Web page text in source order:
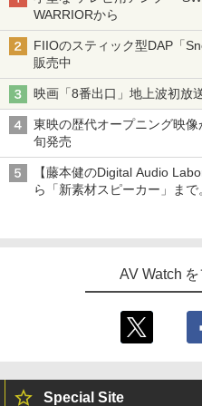
WARRIORから
FIIOのスティック型DAP「
販売中
映画「8番出口」地上波初放
東映の歴代オープニング映
旬発売
【藤本健のDigital Audio
ら「新素材スピーカー」ま
AV Watch
Special Site